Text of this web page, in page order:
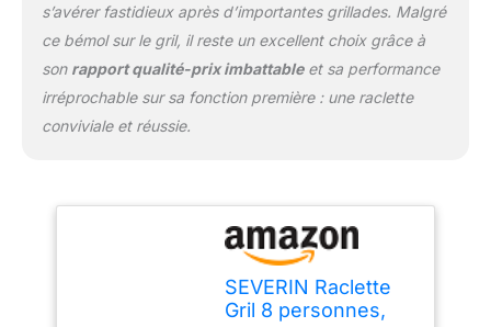
anneau lumineux LED
permet un contrôle
La pierre naturelle
maintient la chaleur pour
25 x 49 x 14 cm - Poids :
4,9 kg - Qualité
allemande - Garantie 2
ans - Les produits
s’avérer fastidieux après d’importantes grillades. Malgré
ce bémol sur le gril, il reste un excellent choix grâce à
son rapport qualité-prix imbattableet sa performance
irréprochable sur sa fonction première : une raclette
conviviale et réussie.
SEVERIN Raclette
Gril 8 personnes,